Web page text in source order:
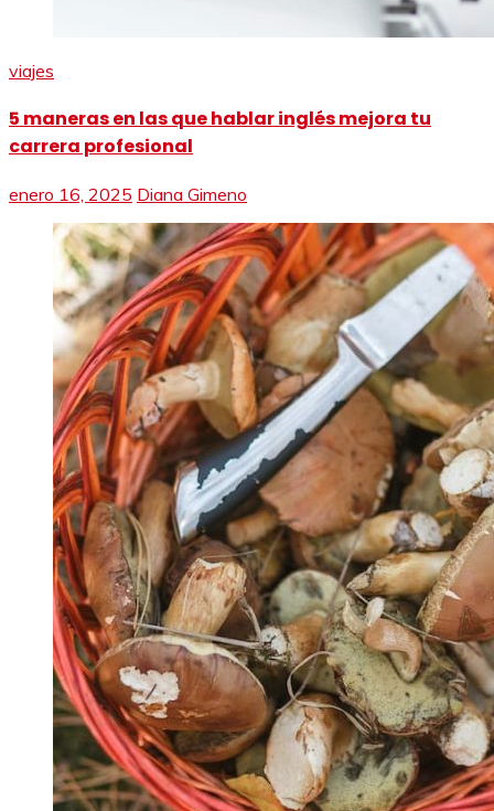
viajes
5 maneras en las que hablar inglés mejora tu
carrera profesional
enero 16, 2025 Diana Gimeno